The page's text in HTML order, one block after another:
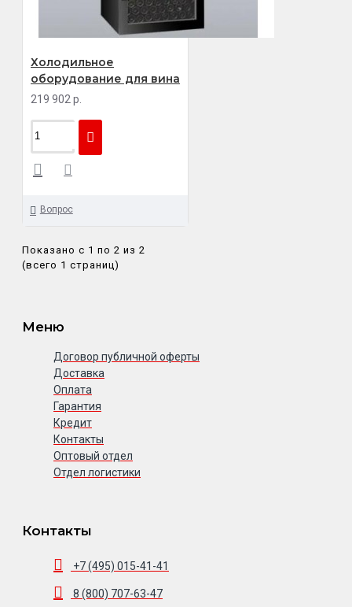
Холодильное
оборудование для вина
219 902 р.
Вопрос
Показано с 1 по 2 из 2
(всего 1 страниц)
Меню
Договор публичной оферты
Доставка
Оплата
Гарантия
Кредит
Контакты
Оптовый отдел
Отдел логистики
Контакты
+7 (495) 015-41-41
8 (800) 707-63-47